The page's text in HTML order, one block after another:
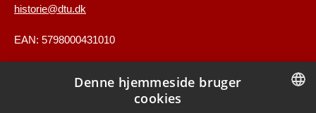
historie@dtu.dk
EAN: 5798000431010
Denne hjemmeside bruger
cookies